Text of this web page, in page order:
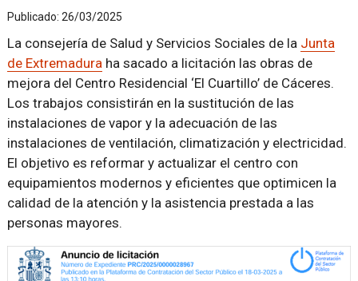
Publicado: 26/03/2025
La consejería de Salud y Servicios Sociales de la Junta
de Extremaduraha sacado a licitación las obras de
mejora del Centro Residencial ‘El Cuartillo’ de Cáceres.
Los trabajos consistirán en la sustitución de las
instalaciones de vapor y la adecuación de las
instalaciones de ventilación, climatización y electricidad.
El objetivo es reformar y actualizar el centro con
equipamientos modernos y eficientes que optimicen la
calidad de la atención y la asistencia prestada a las
personas mayores.